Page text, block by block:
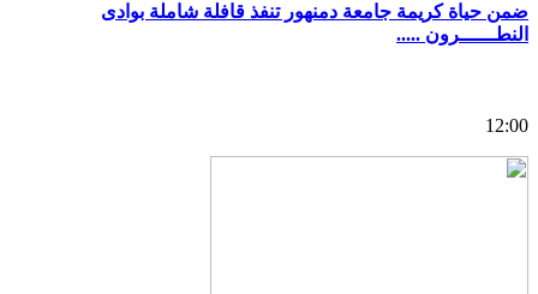
ضمن حياة كريمة جامعة دمنهور تنفذ قافلة شاملة بوادى
النطــــــرون .....
12:00